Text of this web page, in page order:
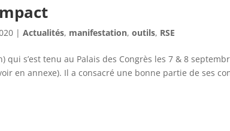
|Actualités, manifestation,outils, RSE
qui s’est tenu au Palais des Congrès les 7 & 8
en annexe). Il a consacré une bonne partie de ses